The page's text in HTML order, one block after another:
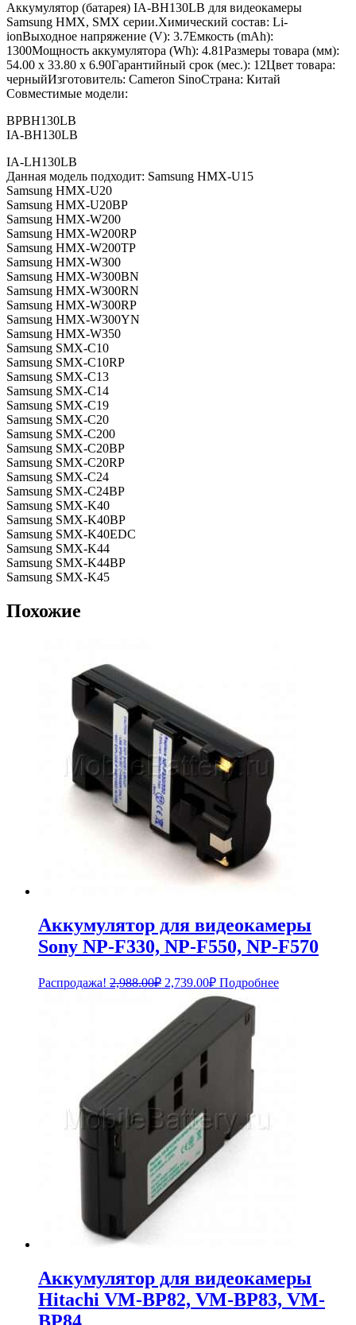
Аккумулятор (батарея) IA-BH130LB для видеокамеры
Samsung HMX, SMX серии.Химический состав: Li-
ionВыходное напряжение (V): 3.7Емкость (mAh):
1300Мощность аккумулятора (Wh): 4.81Размеры товара (мм):
54.00 x 33.80 x 6.90Гарантийный срок (мес.): 12Цвет товара:
черныйИзготовитель: Cameron SinoСтрана: Китай
Совместимые модели:
BPBH130LB
IA-BH130LB
IA-LH130LB
Данная модель подходит: Samsung HMX-U15
Samsung HMX-U20
Samsung HMX-U20BP
Samsung HMX-W200
Samsung HMX-W200RP
Samsung HMX-W200TP
Samsung HMX-W300
Samsung HMX-W300BN
Samsung HMX-W300RN
Samsung HMX-W300RP
Samsung HMX-W300YN
Samsung HMX-W350
Samsung SMX-C10
Samsung SMX-C10RP
Samsung SMX-C13
Samsung SMX-C14
Samsung SMX-C19
Samsung SMX-C20
Samsung SMX-C200
Samsung SMX-C20BP
Samsung SMX-C20RP
Samsung SMX-C24
Samsung SMX-C24BP
Samsung SMX-K40
Samsung SMX-K40BP
Samsung SMX-K40EDC
Samsung SMX-K44
Samsung SMX-K44BP
Samsung SMX-K45
Похожие
Аккумулятор для видеокамеры
Sony NP-F330, NP-F550, NP-F570
Распродажа! 2,988.00₽ Первоначальная
составляла
2,988.00₽.
2,739.00₽Текущая
цена:
2,739.00₽.
Подробнее
Аккумулятор для видеокамеры
Hitachi VM-BP82, VM-BP83, VM-
BP84